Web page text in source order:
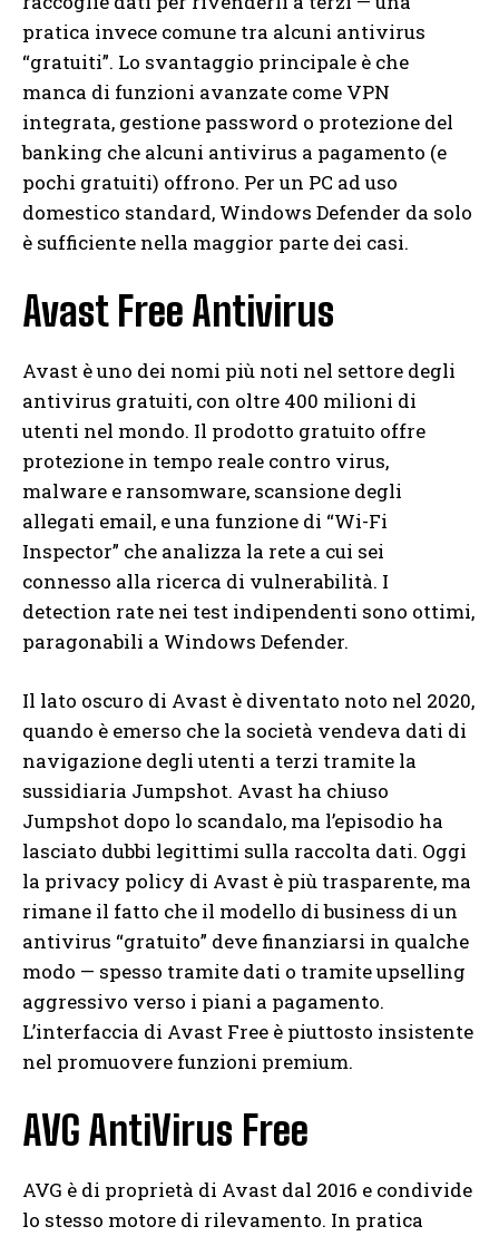
pratica invece comune tra alcuni antivirus
“gratuiti”. Lo svantaggio principale è che
manca di funzioni avanzate come VPN
integrata, gestione password o protezione del
banking che alcuni antivirus a pagamento (e
pochi gratuiti) offrono. Per un PC ad uso
domestico standard, Windows Defender da solo
è sufficiente nella maggior parte dei casi.
Avast Free Antivirus
Avast è uno dei nomi più noti nel settore degli
antivirus gratuiti, con oltre 400 milioni di
utenti nel mondo. Il prodotto gratuito offre
protezione in tempo reale contro virus,
malware e ransomware, scansione degli
allegati email, e una funzione di “Wi-Fi
Inspector” che analizza la rete a cui sei
connesso alla ricerca di vulnerabilità. I
detection rate nei test indipendenti sono ottimi,
paragonabili a Windows Defender.
Il lato oscuro di Avast è diventato noto nel 2020,
quando è emerso che la società vendeva dati di
navigazione degli utenti a terzi tramite la
sussidiaria Jumpshot. Avast ha chiuso
Jumpshot dopo lo scandalo, ma l’episodio ha
lasciato dubbi legittimi sulla raccolta dati. Oggi
la privacy policy di Avast è più trasparente, ma
rimane il fatto che il modello di business di un
antivirus “gratuito” deve finanziarsi in qualche
modo — spesso tramite dati o tramite upselling
aggressivo verso i piani a pagamento.
L’interfaccia di Avast Free è piuttosto insistente
nel promuovere funzioni premium.
AVG AntiVirus Free
AVG è di proprietà di Avast dal 2016 e condivide
lo stesso motore di rilevamento. In pratica